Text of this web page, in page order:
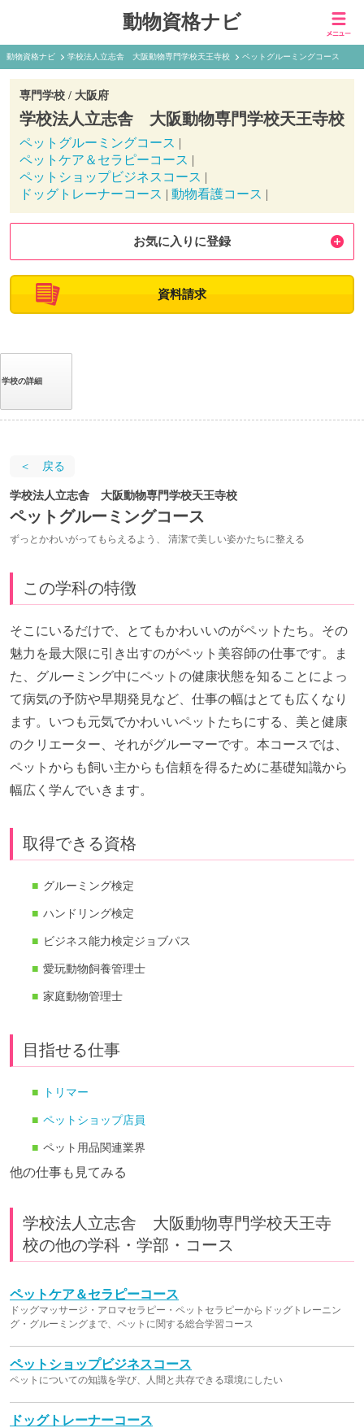
動物資格ナビ
動物資格ナビ 学校法人立志舎 大阪動物専門学校天王寺校 ペットグルーミングコース
専門学校 / 大阪府
学校法人立志舎 大阪動物専門学校天王寺校
ペットグルーミングコース |
ペットケア＆セラピーコース |
ペットショップビジネスコース |
ドッグトレーナーコース | 動物看護コース |
お気に入りに登録
資料請求
学校の詳細
＜ 戻る
学校法人立志舎 大阪動物専門学校天王寺校
ペットグルーミングコース
ずっとかわいがってもらえるよう、 清潔で美しい姿かたちに整える
この学科の特徴
そこにいるだけで、とてもかわいいのがペットたち。その
魅力を最大限に引き出すのがペット美容師の仕事です。ま
た、グルーミング中にペットの健康状態を知ることによっ
て病気の予防や早期発見など、仕事の幅はとても広くなり
ます。いつも元気でかわいいペットたちにする、美と健康
のクリエーター、それがグルーマーです。本コースでは、
ペットからも飼い主からも信頼を得るために基礎知識から
幅広く学んでいきます。
取得できる資格
グルーミング検定
ハンドリング検定
ビジネス能力検定ジョブパス
愛玩動物飼養管理士
家庭動物管理士
目指せる仕事
トリマー
ペットショップ店員
ペット用品関連業界
他の仕事も見てみる
学校法人立志舎 大阪動物専門学校天王寺
校の他の学科・学部・コース
ペットケア＆セラピーコース
ドッグマッサージ・アロマセラピー・ペットセラピーからドッグトレーニン
グ・グルーミングまで、ペットに関する総合学習コース
ペットショップビジネスコース
ペットについての知識を学び、人間と共存できる環境にしたい
ドッグトレーナーコース